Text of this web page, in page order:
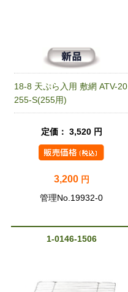
18-8 天ぷら入用 敷網 ATV-20
255-S(255用)
定価： 3,520 円
3,200 円
管理No.19932-0
1-0146-1506